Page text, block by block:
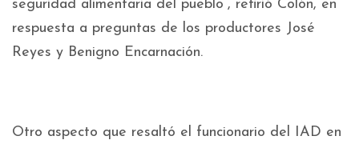
seguridad alimentaria del pueblo”, refirió Colón, en
respuesta a preguntas de los productores José
Reyes y Benigno Encarnación.
Otro aspecto que resaltó el funcionario del IAD en